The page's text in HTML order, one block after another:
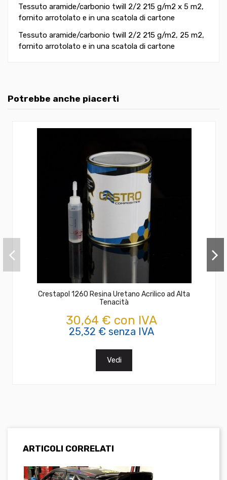
Tessuto aramide/carbonio twill 2/2 215 g/m2 x 5 m2,
fornito arrotolato e in una scatola di cartone
Tessuto aramide/carbonio twill 2/2 215 g/m2, 25 m2,
fornito arrotolato e in una scatola di cartone
Potrebbe anche piacerti
Crestapol 1260 Resina Uretano Acrilico ad Alta
Tenacità
30,64 € con IVA
25,32 € senza IVA
Vedi
ARTICOLI CORRELATI